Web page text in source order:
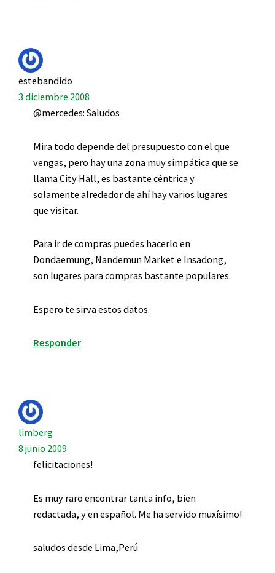
estebandido
3 diciembre 2008
@mercedes: Saludos
Mira todo depende del presupuesto con el que
vengas, pero hay una zona muy simpática que se
llama City Hall, es bastante céntrica y
solamente alrededor de ahí hay varios lugares
que visitar.
Para ir de compras puedes hacerlo en
Dondaemung, Nandemun Market e Insadong,
son lugares para compras bastante populares.
Espero te sirva estos datos.
Responder
limberg
8 junio 2009
felicitaciones!
Es muy raro encontrar tanta info, bien
redactada, y en español. Me ha servido muxísimo!
saludos desde Lima,Perú